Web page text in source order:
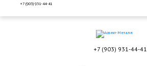
+7 (903) 931-44-41
+7 (903) 931-44-41